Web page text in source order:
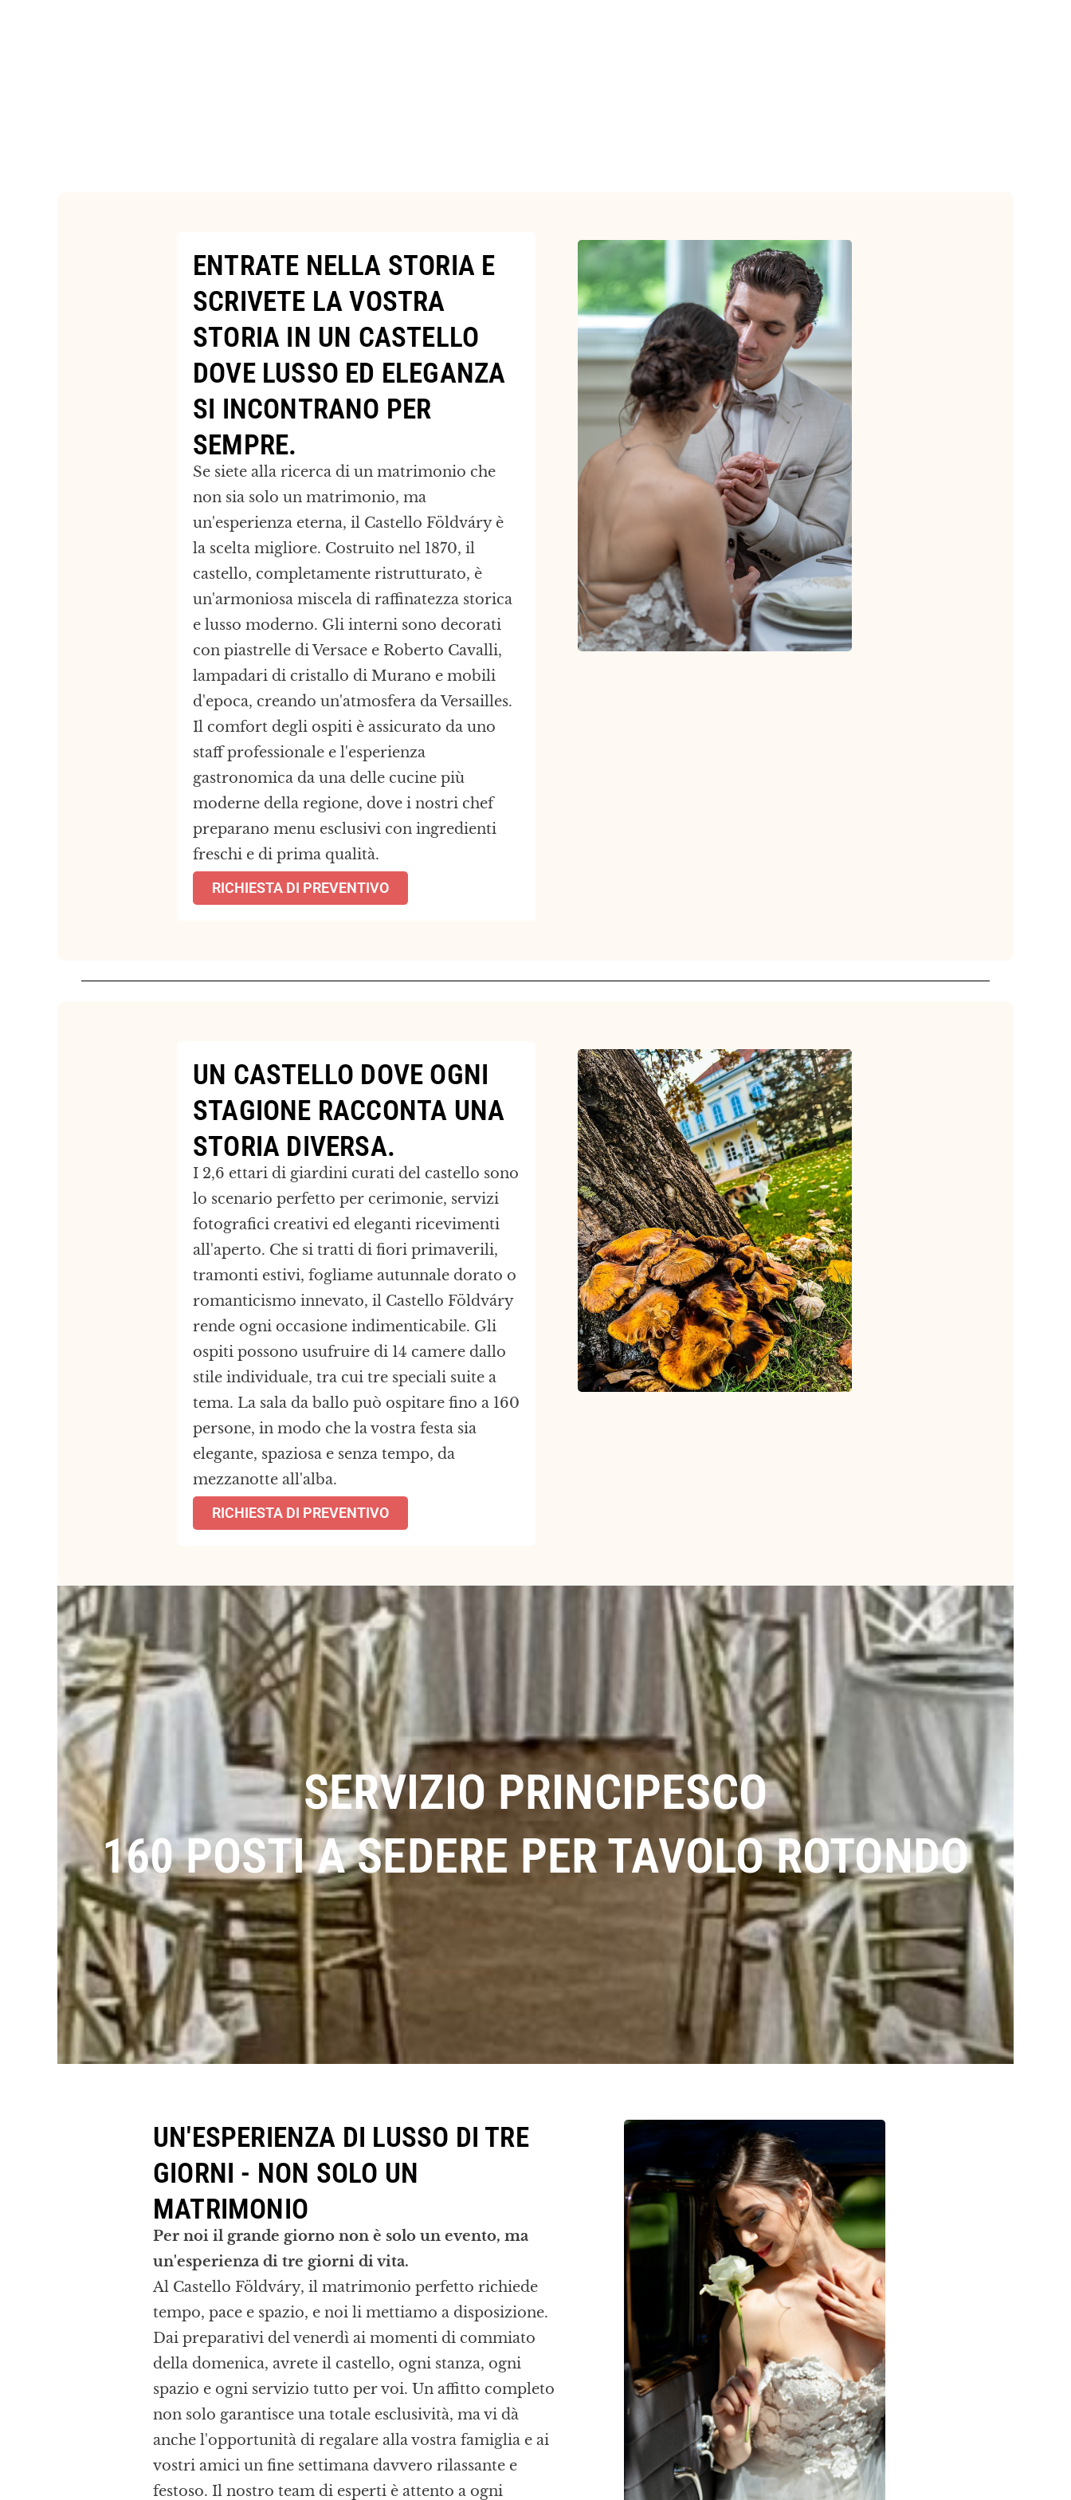
ENTRATE NELLA STORIA E
SCRIVETE LA VOSTRA
STORIA IN UN CASTELLO
DOVE LUSSO ED ELEGANZA
SI INCONTRANO PER
SEMPRE.
Se siete alla ricerca di un matrimonio che
non sia solo un matrimonio, ma
un'esperienza eterna, il Castello Földváry è
la scelta migliore. Costruito nel 1870, il
castello, completamente ristrutturato, è
un'armoniosa miscela di raffinatezza storica
e lusso moderno. Gli interni sono decorati
con piastrelle di Versace e Roberto Cavalli,
lampadari di cristallo di Murano e mobili
d'epoca, creando un'atmosfera da Versailles.
Il comfort degli ospiti è assicurato da uno
staff professionale e l'esperienza
gastronomica da una delle cucine più
moderne della regione, dove i nostri chef
preparano menu esclusivi con ingredienti
freschi e di prima qualità.
RICHIESTA DI PREVENTIVO
UN CASTELLO DOVE OGNI
STAGIONE RACCONTA UNA
STORIA DIVERSA.
I 2,6 ettari di giardini curati del castello sono
lo scenario perfetto per cerimonie, servizi
fotografici creativi ed eleganti ricevimenti
all'aperto. Che si tratti di fiori primaverili,
tramonti estivi, fogliame autunnale dorato o
romanticismo innevato, il Castello Földváry
rende ogni occasione indimenticabile. Gli
ospiti possono usufruire di 14 camere dallo
stile individuale, tra cui tre speciali suite a
tema. La sala da ballo può ospitare fino a 160
persone, in modo che la vostra festa sia
elegante, spaziosa e senza tempo, da
mezzanotte all'alba.
RICHIESTA DI PREVENTIVO
SERVIZIO PRINCIPESCO
160 POSTI A SEDERE PER TAVOLO ROTONDO
UN'ESPERIENZA DI LUSSO DI TRE
GIORNI - NON SOLO UN
MATRIMONIO
Per noi il grande giorno non è solo un evento, ma
un'esperienza di tre giorni di vita.
Al Castello Földváry, il matrimonio perfetto richiede
tempo, pace e spazio, e noi li mettiamo a disposizione.
Dai preparativi del venerdì ai momenti di commiato
della domenica, avrete il castello, ogni stanza, ogni
spazio e ogni servizio tutto per voi. Un affitto completo
non solo garantisce una totale esclusività, ma vi dà
anche l'opportunità di regalare alla vostra famiglia e ai
vostri amici un fine settimana davvero rilassante e
festoso. Il nostro team di esperti è attento a ogni